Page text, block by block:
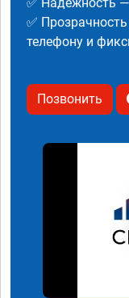
✅
телефону и
Позвонить